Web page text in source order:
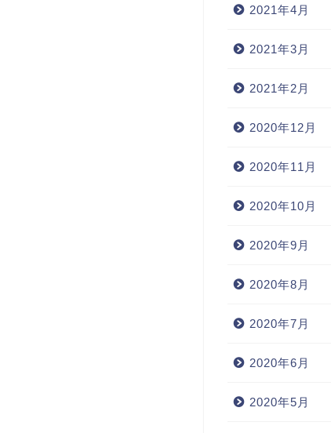
2021年4月
2021年3月
2021年2月
2020年12月
2020年11月
2020年10月
2020年9月
2020年8月
2020年7月
2020年6月
2020年5月